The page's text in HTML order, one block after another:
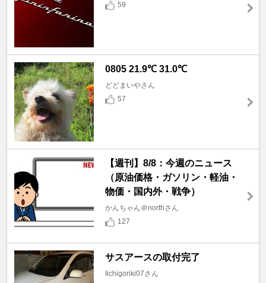
59
0805 21.9℃ 31.0℃
どどまいやさん
57
【週刊】8/8：今週のニュース
（原油価格・ガソリン・軽油・
物価・国内外・戦争）
かんちゃん＠northさん
127
サスアースの取付完了
Iichigoriki07さん